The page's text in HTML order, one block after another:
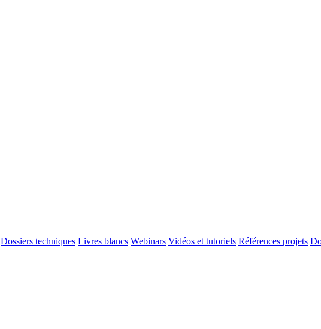
Dossiers techniques Livres blancs Webinars Vidéos et tutoriels Références projets